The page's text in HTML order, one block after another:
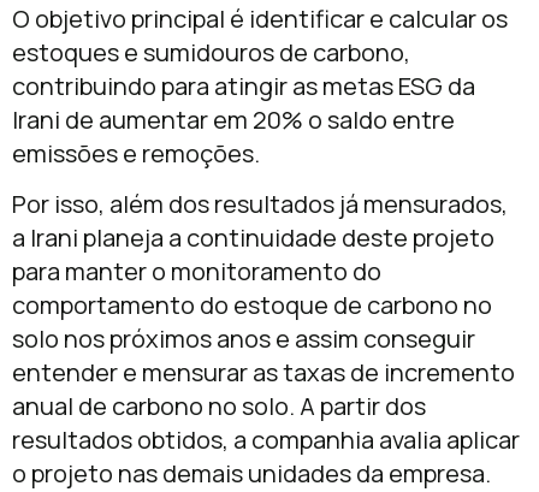
O objetivo principal é identificar e calcular os
estoques e sumidouros de carbono,
contribuindo para atingir as metas ESG da
Irani de aumentar em 20% o saldo entre
emissões e remoções.
Por isso, além dos resultados já mensurados,
a Irani planeja a continuidade deste projeto
para manter o monitoramento do
comportamento do estoque de carbono no
solo nos próximos anos e assim conseguir
entender e mensurar as taxas de incremento
anual de carbono no solo. A partir dos
resultados obtidos, a companhia avalia aplicar
o projeto nas demais unidades da empresa.